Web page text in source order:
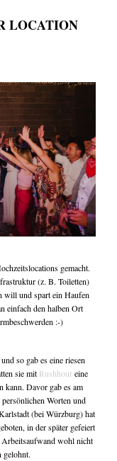
LOCATION
gemacht.
(z. B. Toiletten)
will und spart ein Haufen
einfach den halben Ort
:-)
so gab es eine riesen
sie mit Rushhoureine
kann. Davor gab es am
Worten und
(bei Würzburg) hat
in der später gefeiert
wohl nicht
gelohnt.